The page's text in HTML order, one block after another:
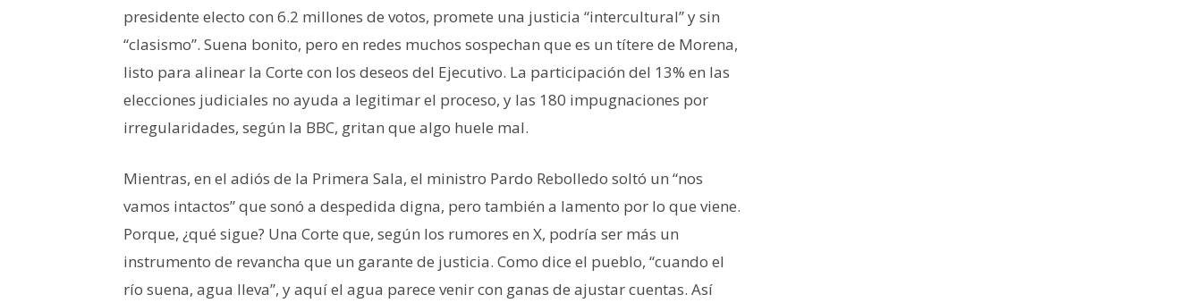
presidente electo con 6.2 millones de votos, promete una justicia “intercultural” y sin
“clasismo”. Suena bonito, pero en redes muchos sospechan que es un títere de Morena,
listo para alinear la Corte con los deseos del Ejecutivo. La participación del 13% en las
elecciones judiciales no ayuda a legitimar el proceso, y las 180 impugnaciones por
irregularidades, según la BBC, gritan que algo huele mal.
Mientras, en el adiós de la Primera Sala, el ministro Pardo Rebolledo soltó un “nos
vamos intactos” que sonó a despedida digna, pero también a lamento por lo que viene.
Porque, ¿qué sigue? Una Corte que, según los rumores en X, podría ser más un
instrumento de revancha que un garante de justicia. Como dice el pueblo, “cuando el
río suena, agua lleva”, y aquí el agua parece venir con ganas de ajustar cuentas. Así